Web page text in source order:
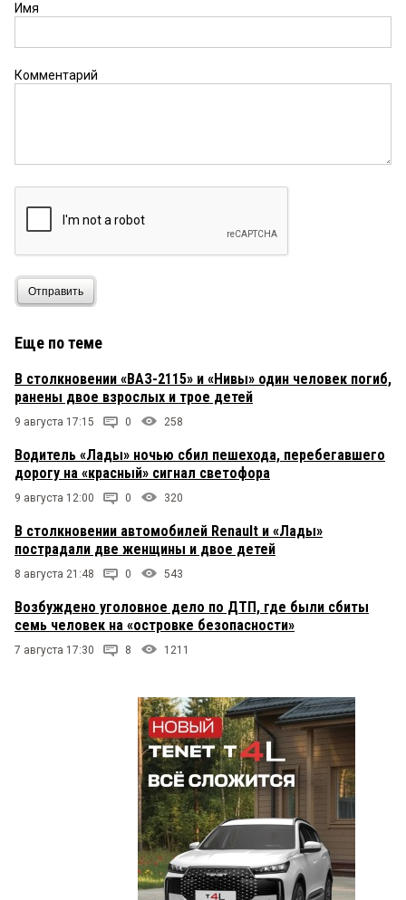
Имя
Комментарий
Отправить
Еще по теме
В столкновении «ВАЗ-2115» и «Нивы» один человек погиб,
ранены двое взрослых и трое детей
9 августа 17:15 0 258
Водитель «Лады» ночью сбил пешехода, перебегавшего
дорогу на «красный» сигнал светофора
9 августа 12:00 0 320
В столкновении автомобилей Renault и «Лады»
пострадали две женщины и двое детей
8 августа 21:48 0 543
Возбуждено уголовное дело по ДТП, где были сбиты
семь человек на «островке безопасности»
7 августа 17:30 8 1211